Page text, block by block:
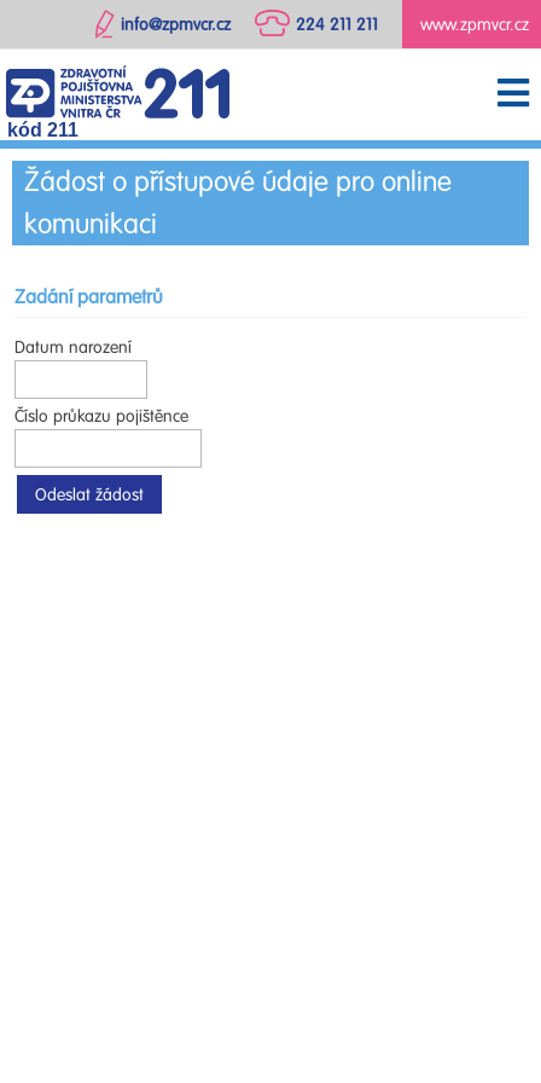
www.zpmvcr.cz
224 211 211
info@zpmvcr.cz
kód 211
Žádost o přístupové údaje pro online
komunikaci
Zadání parametrů
Datum narození
Číslo průkazu pojištěnce